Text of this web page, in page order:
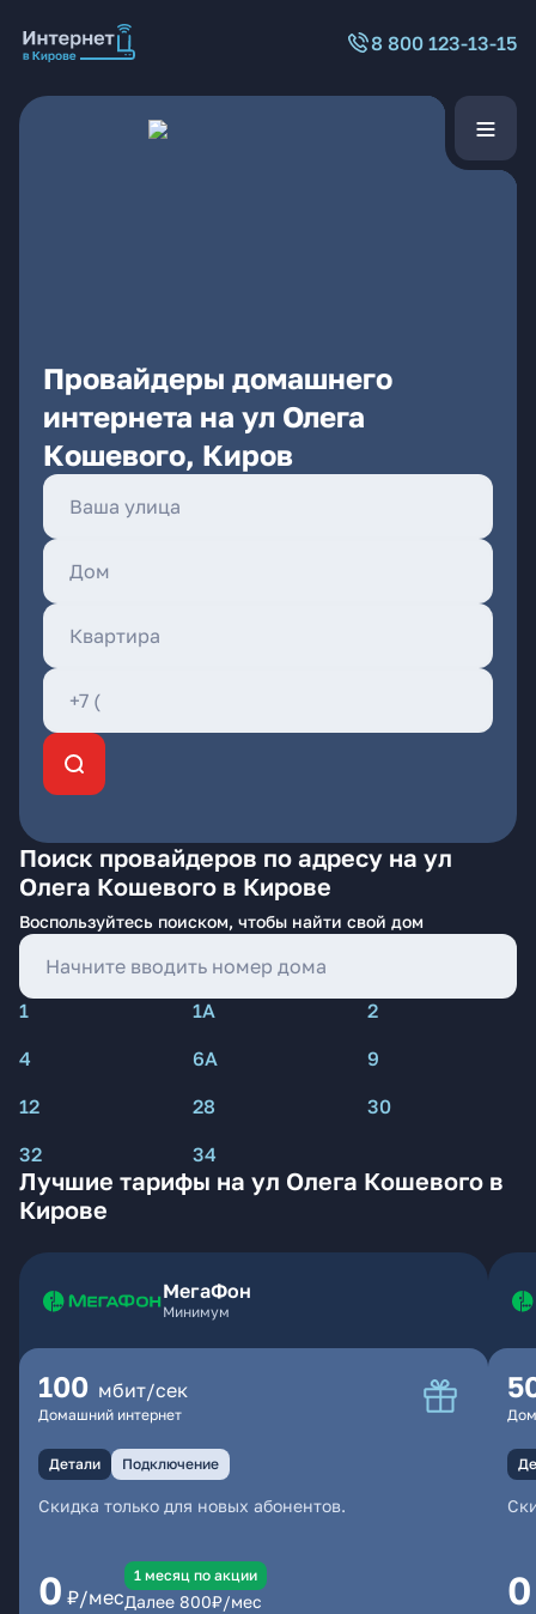
8 800 123-13-15
Провайдеры домашнего
интернета на ул Олега
Кошевого, Киров
Поиск провайдеров по адресу на ул
Олега Кошевого в Кирове
Воспользуйтесь поиском, чтобы найти свой дом
1 1А
2
4
6А
9
12
28
30
32
34
Лучшие тарифы на ул Олега Кошевого в
Кирове
МегаФон
Минимум
100 мбит/сек
Домашний интернет
Детали Подключение
Скидка только для новых абонентов.
0 ₽/мес
1 месяц по акции
Далее 800₽/мес 0